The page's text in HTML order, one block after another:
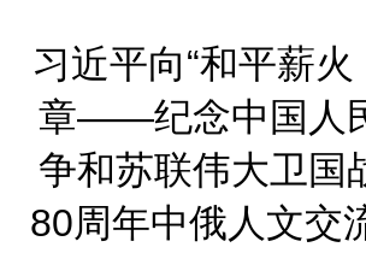
习近平向“和平薪
章——纪念中国人
争和苏联伟大卫国
80周年中俄人文交